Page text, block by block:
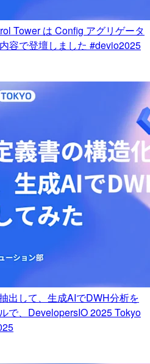
Tower は Config アグリゲータ
容で登壇しました #devio2025
出して、生成AIでDWH分析を
で、DevelopersIO 2025 Tokyo